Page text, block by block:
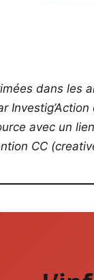
dans les
avec un
CC